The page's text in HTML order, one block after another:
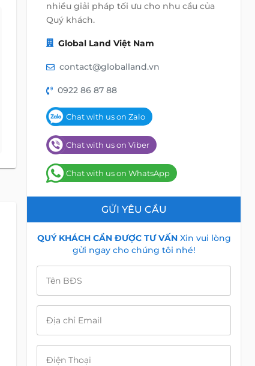
nhiều giải pháp tối ưu cho nhu cầu của
Quý khách.
Global Land Việt Nam
contact@globalland.vn
0922 86 87 88
Chat with us on Zalo
Chat with us on Viber
Chat with us on WhatsApp
GỬI YÊU CẦU
QUÝ KHÁCH CẦN ĐƯỢC TƯ VẤNXin vui lòng
gửi ngay cho chúng tôi nhé!
Tên BĐS
Địa chỉ Email
Điện Thoại